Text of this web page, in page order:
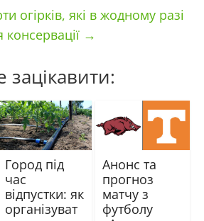
огірків, які в жодному разі
консервації →
Город під
час
відпустки: як
організуват
Анонс та
прогноз
матчу з
футболу